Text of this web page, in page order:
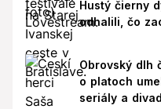
Hustý čierny
odhalili, čo
Obrovský dlh
o platoch
seriály a